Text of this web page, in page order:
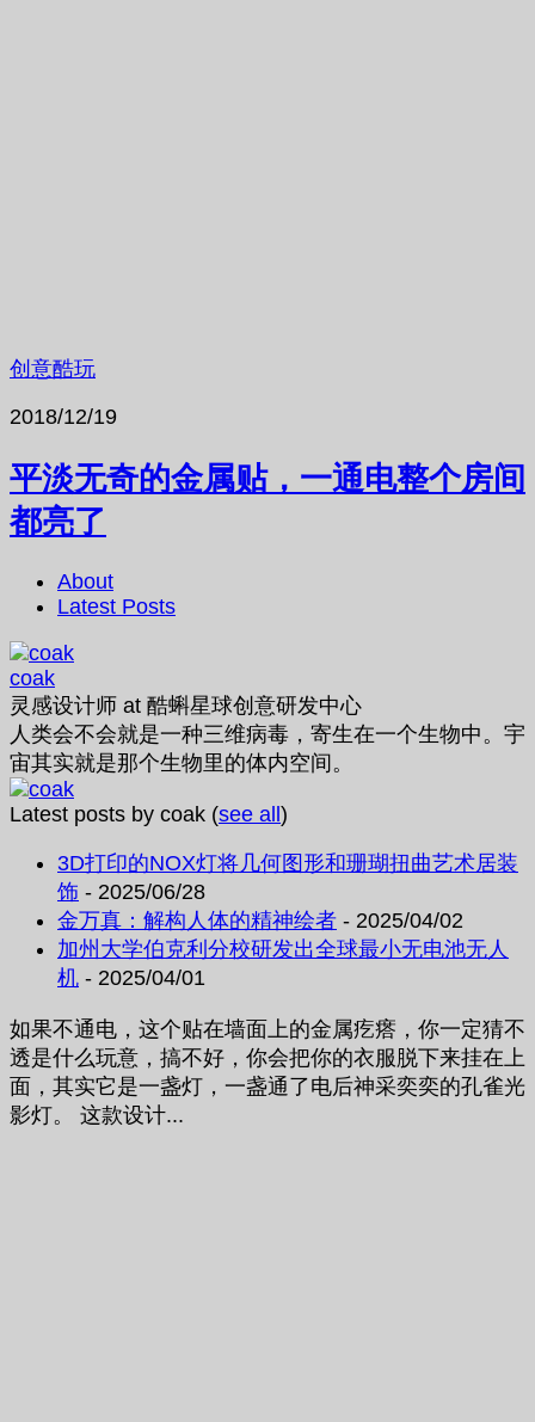
创意酷玩
2018/12/19
平淡无奇的金属贴，一通电整个房间
都亮了
About
Latest Posts
coak
灵感设计师 at 酷蝌星球创意研发中心
人类会不会就是一种三维病毒，寄生在一个生物中。宇
宙其实就是那个生物里的体内空间。
Latest posts by coak (see all )
3D打印的NOX灯将几何图形和珊瑚扭曲艺术居装
饰 - 2025/06/28
金万真：解构人体的精神绘者 - 2025/04/02
加州大学伯克利分校研发出全球最小无电池无人
机 - 2025/04/01
如果不通电，这个贴在墙面上的金属疙瘩，你一定猜不
透是什么玩意，搞不好，你会把你的衣服脱下来挂在上
面，其实它是一盏灯，一盏通了电后神采奕奕的孔雀光
影灯。 这款设计...